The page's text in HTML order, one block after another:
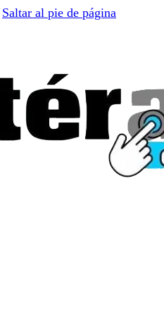
Saltar al pie de página